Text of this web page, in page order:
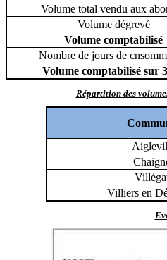
Volume total vendu aux
Volume dégrevé
Volume comptabilisé
Nombre de jours de
Volume comptabilisé sur
Répartition des
Villiers en